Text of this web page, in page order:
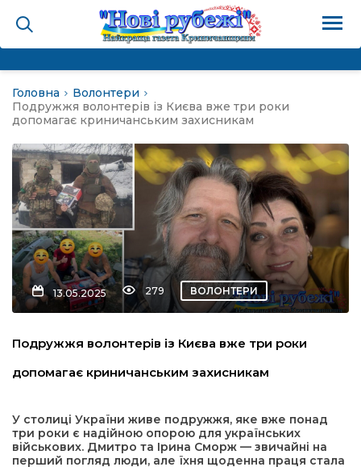
громада
не буває
Відповідаємо
Головна
Волонтери
Подружжя волонтерів із Києва вже три роки
допомагає криничанським захисникам
13.05.2025 279 ВОЛОНТЕРИ
Подружжя волонтерів із Києва вже три роки
допомагає криничанським захисникам
У столиці України живе подружжя, яке вже понад
три роки є надійною опорою для українських
військових. Дмитро та Ірина Сморж — звичайні на
перший погляд люди, але їхня щоденна праця стала